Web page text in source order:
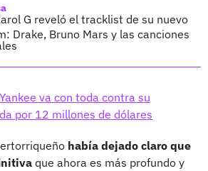
G reveló el tracklist de su nuevo
Drake, Bruno Mars y las canciones
va con toda contra su
por 12 millones de dólares
había dejado claro que
que ahora es más profundo y